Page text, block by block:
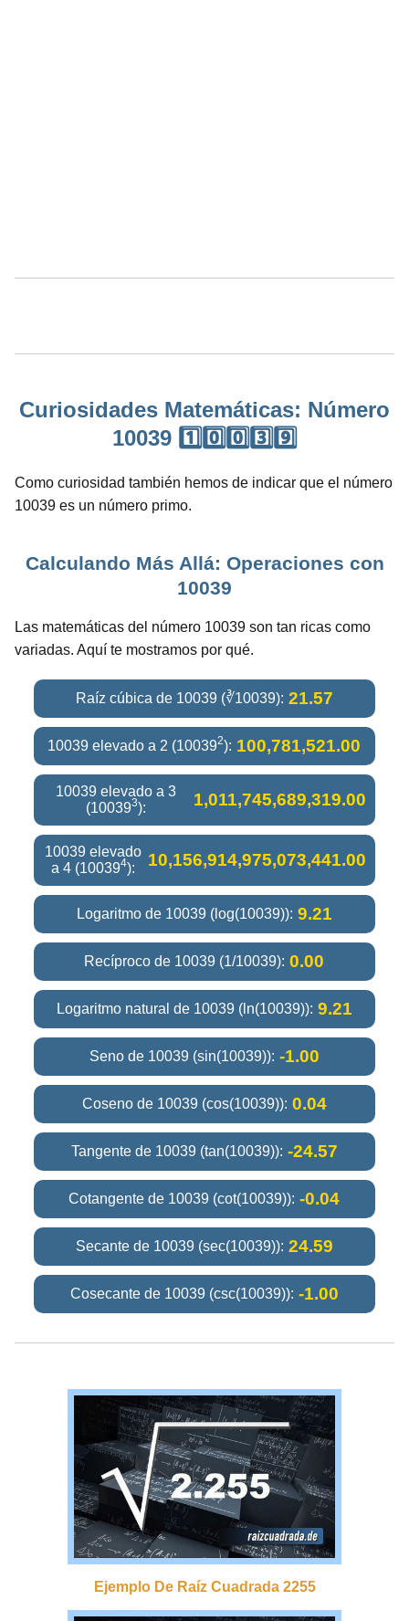
Curiosidades Matemáticas: Número
10039 1️⃣0️⃣0️⃣3️⃣9️⃣
Como curiosidad también hemos de indicar que el número
10039 es un número primo.
Calculando Más Allá: Operaciones con
10039
Las matemáticas del número 10039 son tan ricas como
variadas. Aquí te mostramos por qué.
Raíz cúbica de 10039 (∛10039): 21.57
10039 elevado a 2 (100392): 100,781,521.00
10039 elevado a 3
(100393): 1,011,745,689,319.00
10039 elevado
a 4 (100394): 10,156,914,975,073,441.00
Logaritmo de 10039 (log(10039)): 9.21
Recíproco de 10039 (1/10039): 0.00
Logaritmo natural de 10039 (ln(10039)): 9.21
Seno de 10039 (sin(10039)): -1.00
Coseno de 10039 (cos(10039)): 0.04
Tangente de 10039 (tan(10039)): -24.57
Cotangente de 10039 (cot(10039)): -0.04
Secante de 10039 (sec(10039)): 24.59
Cosecante de 10039 (csc(10039)): -1.00
Ejemplo De Raíz Cuadrada 2255